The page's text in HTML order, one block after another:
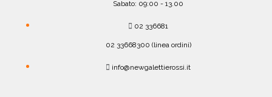
Sabato: 09:00 - 13.00
02 336681
02 33668300 (linea ordini)
info@newgalettierossi.it